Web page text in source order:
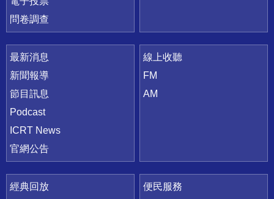
問卷調查
最新消息
新聞報導
節目訊息
Podcast
ICRT News
官網公告
線上收聽
FM
AM
經典回放
便民服務